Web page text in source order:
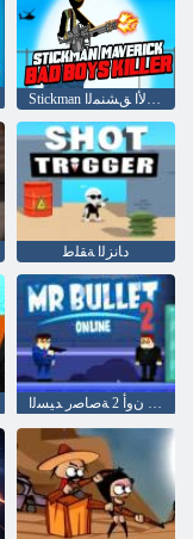
Stickman ﻞﺗﺎﻘﻟﺍ ﺭﺍﺮﺷﻷ ﺍ ﺩﻻ ﻭﻷ ﺍ ﻖﺸﻨﻤﻟﺍ
ﺩﺎﻧﺰﻟﺍ ﺔﻘﻠﻃ
ﻦﻳﻻ ﻥﻭﺃ 2 ﺔﺻﺎﺻﺭ ﺪﻴﺴﻟﺍ